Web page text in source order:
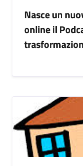
Nasce un
online il